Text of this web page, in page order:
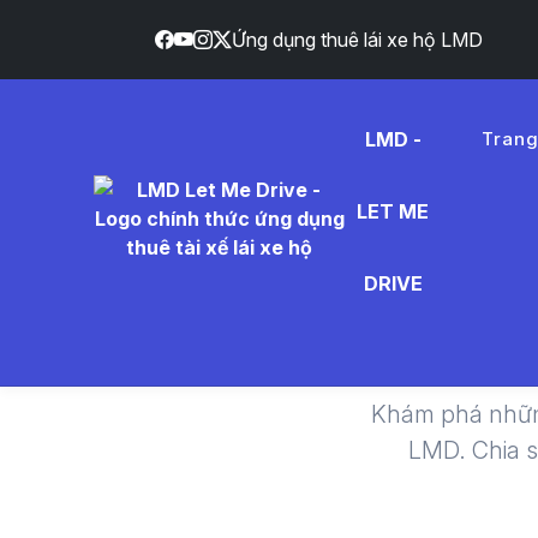
Ứng dụng thuê lái xe hộ LMD
LMD -
LET ME
DRIVE
Khám phá
LMD. Chia